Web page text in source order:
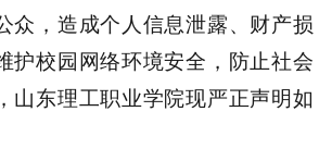
众，造成个人信息泄露、财产损
护校园网络环境安全，防止社会
山东理工职业学院现严正声明如